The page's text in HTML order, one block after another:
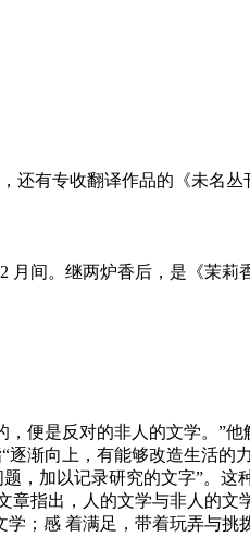
还有专收翻译作品的《未名
月间。继两炉香后，是《茉莉
便是反对的非人的文学。”他
渐向上，有能够改造生活的
，加以记录研究的文字”。这
指出，人的文学与非人的文
；感 着满足，带着玩弄与挑